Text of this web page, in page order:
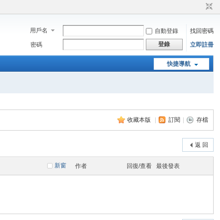
用戶名 自動登錄
找回密碼
密碼
登錄 立即註冊
快捷導航
收藏本版 訂閱 存檔
返 回
新窗 作者 回復/查看 最後發表